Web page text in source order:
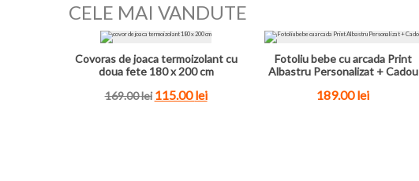
CELE MAI VANDUTE
Covoras de joaca termoizolant cu
doua fete 180 x 200 cm
169.00lei 115.00lei
Fotoliu bebe cu arcada Print
Albastru Personalizat + Cadou
189.00lei